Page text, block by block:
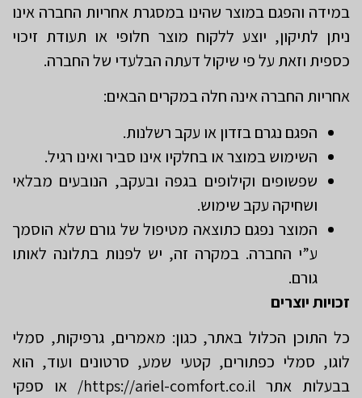
במידה והפגם במוצר שהינו במסגרת אחריות החברה אינו
ניתן לתיקון, יוצע ללקוח מוצר חלופי או תעודת זיכוי
כספית וזאת על פי שיקול דעתה הבלעדי של החברה.
אחריות החברה אינה חלה במקרים הבאים:
הפגם נגרם בזדון או עקב רשלנות.
השימוש במוצר או בחלקיו אינו סביר ואינו רגיל.
שפשופים וקילופים בגפה ובעקב, הנובעים מבלאי
ושחיקה עקב שימוש.
המוצר נפגם כתוצאה מטיפול של גורם שלא הוסמך
ע”י החברה. במקרה זה, יש לפנות בתלונה לאותו
גורם.
זכויות יוצרים
כל התוכן הכלול באתר, כגון: מאמרים, גרפיקות, סמלי
לוגו, סמלי כפתורים, קטעי שמע, סרטונים ועוד, הוא
בבעלות אתר https://ariel-comfort.co.il/ או ספקי